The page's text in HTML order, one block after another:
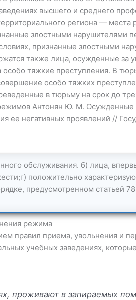
высшего и среднего
региона — места
злостными нарушителями
признанные злостными
также лица, осужденные за
тяжкие преступления. В
особо тяжких
в тюрьму на срок до
Антонян Ю. М.
ее негативных проявлений //
обслуживания. б) лица,
положительно
предусмотренном статьей
режима
правил приема, увольнения и
учебных заведениях, которые
проживают в запираемых